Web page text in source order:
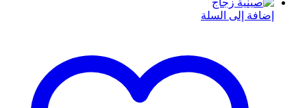
إضافة إلى السلة